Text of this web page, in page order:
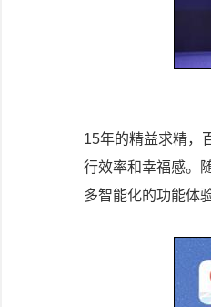
15年的精益求精，
行效率和幸福感。
多智能化的功能体验